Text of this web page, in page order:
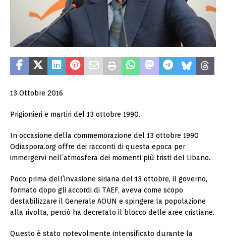
13 Ottobre 2016
Prigionieri e martiri del 13 ottobre 1990.
In occasione della commemorazione del 13 ottobre 1990
Odiaspora.org offre dei racconti di questa epoca per
immergervi nell’atmosfera dei momenti più tristi del Libano.
Poco prima dell’invasione siriana del 13 ottobre, il governo,
formato dopo gli accordi di TAEF, aveva come scopo
destabilizzare il Generale AOUN e spingere la popolazione
alla rivolta, perciò ha decretato il blocco delle aree cristiane.
Questo è stato notevolmente intensificato durante la